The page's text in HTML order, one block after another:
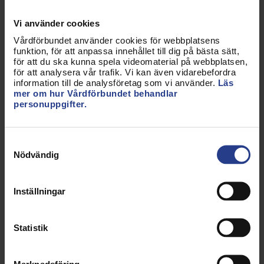
Vi använder cookies
Vårdförbundet använder cookies för webbplatsens
funktion, för att anpassa innehållet till dig på bästa sätt,
för att du ska kunna spela videomaterial på webbplatsen,
för att analysera vår trafik. Vi kan även vidarebefordra
information till de analysföretag som vi använder. Läs
mer om hur Vårdförbundet behandlar
personuppgifter.
Nödvändig
Inställningar
Statistik
vården ökar. Exempelvis har antalet sökande till
sjuksköterskeprogrammet fortsatt att öka, men det
är oroväckande att så många inte blivit erbjudna en
VFU-plats. Andelen studenter som inte erbjudits
någon VFU-plats har i år varit 8,8 procent, en
ökning på 2,8 procentenheter från förra året.
Lärosätena måste – i samverkan med vårdgivarna –
Vårdförbundet student föreslår följande fem
handledarutbildning. Verksamheter som saknar